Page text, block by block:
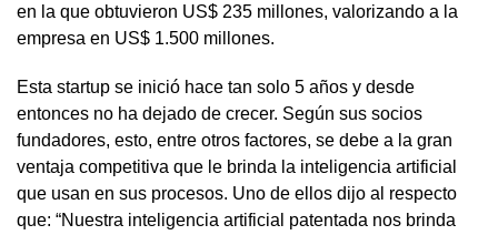
en la que obtuvieron US$ 235 millones, valorizando a la
empresa en US$ 1.500 millones.
Esta startup se inició hace tan solo 5 años y desde
entonces no ha dejado de crecer. Según sus socios
fundadores, esto, entre otros factores, se debe a la gran
ventaja competitiva que le brinda la inteligencia artificial
que usan en sus procesos. Uno de ellos dijo al respecto
que: “Nuestra inteligencia artificial patentada nos brinda